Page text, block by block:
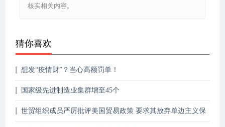
核实相关内容。
猜你喜欢
想发“疫情财”？当心高额罚单！
国家级先进制造业集群增至45个
世贸组织成员严厉批评美国贸易政策 要求其放弃单边主义保